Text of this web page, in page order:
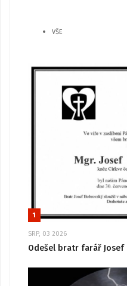
VŠE
1
SRP, 03 2026
Odešel bratr farář Josef